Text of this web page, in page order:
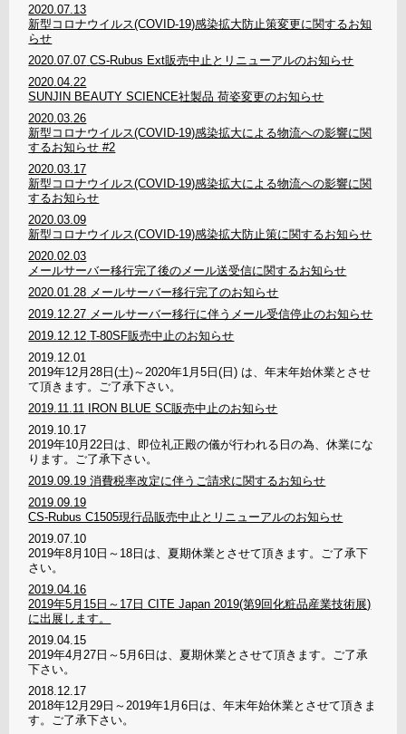
2020.07.13
新型コロナウイルス(COVID-19)感染拡大防止策変更に関するお知
らせ
2020.07.07 CS-Rubus Ext販売中止とリニューアルのお知らせ
2020.04.22
SUNJIN BEAUTY SCIENCE社製品 荷姿変更のお知らせ
2020.03.26
新型コロナウイルス(COVID-19)感染拡大による物流への影響に関
するお知らせ #2
2020.03.17
新型コロナウイルス(COVID-19)感染拡大による物流への影響に関
するお知らせ
2020.03.09
新型コロナウイルス(COVID-19)感染拡大防止策に関するお知らせ
2020.02.03
メールサーバー移行完了後のメール送受信に関するお知らせ
2020.01.28 メールサーバー移行完了のお知らせ
2019.12.27 メールサーバー移行に伴うメール受信停止のお知らせ
2019.12.12 T-80SF販売中止のお知らせ
2019.12.01
2019年12月28日(土)～2020年1月5日(日) は、年末年始休業とさせ
て頂きます。ご了承下さい。
2019.11.11
IRON BLUE SC販売中止のお知らせ
2019.10.17
2019年10月22日は、即位礼正殿の儀が行われる日の為、休業にな
ります。ご了承下さい。
2019.09.19 消費税率改定に伴うご請求に関するお知らせ
2019.09.19
CS-Rubus C1505現行品販売中止とリニューアルのお知らせ
2019.07.10
2019年8月10日～18日は、夏期休業とさせて頂きます。ご了承下
さい。
2019.04.16
2019年5月15日～17日 CITE Japan 2019(第9回化粧品産業技術展)
に出展します。
2019.04.15
2019年4月27日～5月6日は、夏期休業とさせて頂きます。ご了承
下さい。
2018.12.17
2018年12月29日～2019年1月6日は、年末年始休業とさせて頂きま
す。ご了承下さい。